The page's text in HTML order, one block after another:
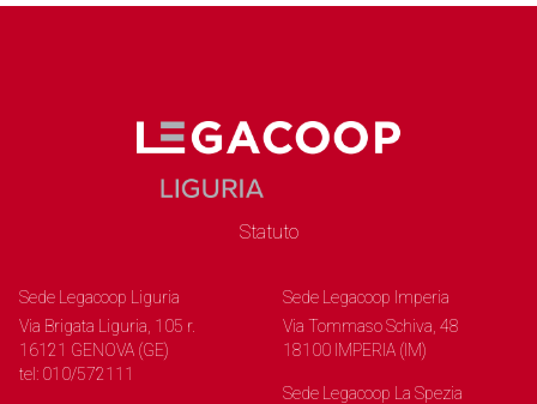
Statuto
Sede Legacoop Liguria
Via Brigata Liguria, 105 r.
16121 GENOVA (GE)
tel: 010/572111
Sede Legacoop Imperia
Via Tommaso Schiva, 48
18100 IMPERIA (IM)
Sede Legacoop La Spezia